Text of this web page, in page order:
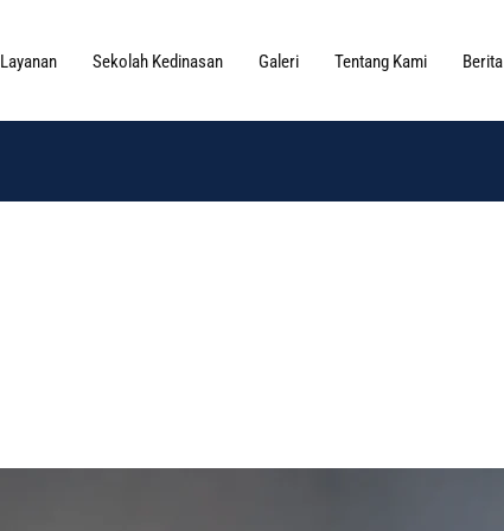
Layanan Sekolah Kedinasan Galeri Tentang Kami Berita